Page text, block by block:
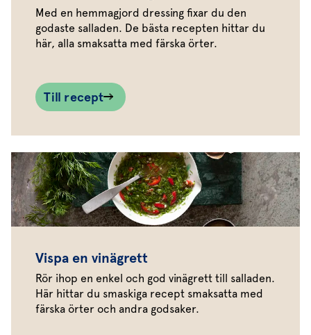
Med en hemmagjord dressing fixar du den
godaste salladen. De bästa recepten hittar du
här, alla smaksatta med färska örter.
Till recept
Vispa en vinägrett
Rör ihop en enkel och god vinägrett till salladen.
Här hittar du smaskiga recept smaksatta med
färska örter och andra godsaker.